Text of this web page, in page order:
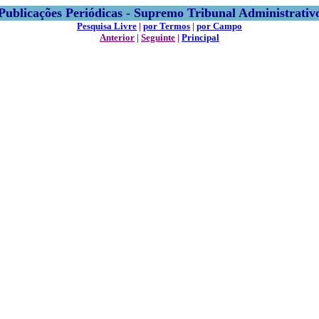
Periódicas - Supremo Tribunal
Pesquisa Livre | por Termos | por Campo
Anterior | Seguinte | Principal